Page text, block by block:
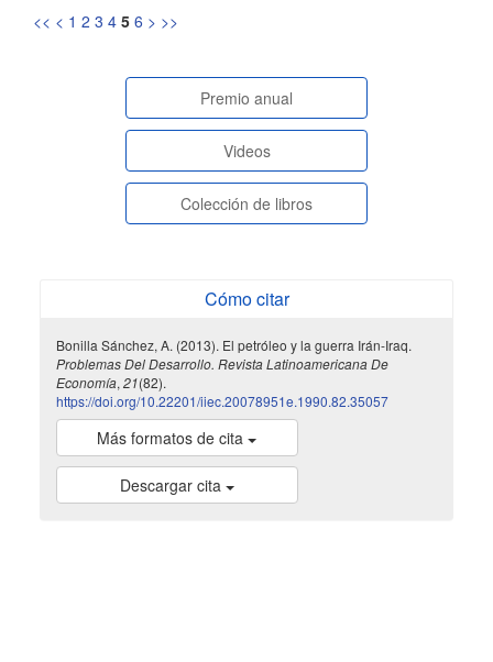
<< < 1 2 3 4 5 6 > >>
paginasespeciales
Premio anual
Videos
Colección de libros
Cómo citar
Bonilla Sánchez, A. (2013). El petróleo y la guerra Irán-Iraq.
Problemas Del Desarrollo. Revista Latinoamericana De
Economía, 21(82).
https://doi.org/10.22201/iiec.20078951e.1990.82.35057
Más formatos de cita
Descargar cita